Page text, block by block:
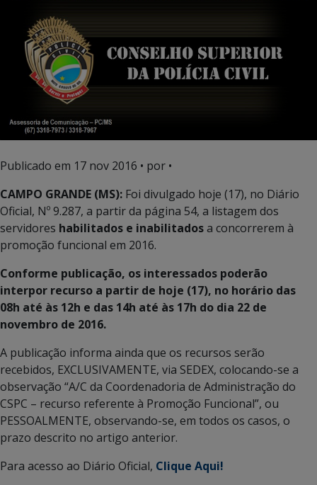
Publicado em 17 nov 2016 • por •
CAMPO GRANDE (MS): Foi divulgado hoje (17), no Diário
Oficial, Nº 9.287, a partir da página 54, a listagem dos
servidores habilitados e inabilitadosa concorrerem à
promoção funcional em 2016.
Conforme publicação, os interessados poderão
interpor recurso a partir de hoje (17), no horário das
08h até às 12h e das 14h até às 17h do dia 22 de
novembro de 2016.
A publicação informa ainda que os recursos serão
recebidos, EXCLUSIVAMENTE, via SEDEX, colocando-se a
observação “A/C da Coordenadoria de Administração do
CSPC – recurso referente à Promoção Funcional”, ou
PESSOALMENTE, observando-se, em todos os casos, o
prazo descrito no artigo anterior.
Para acesso ao Diário Oficial, Clique Aqui!